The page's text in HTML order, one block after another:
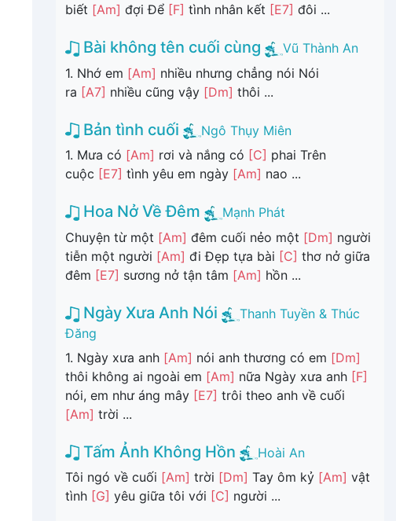
biết [Am] đợi Để [F] tình nhân kết [E7] đôi ...
Bài không tên cuối cùng
Vũ Thành An
1. Nhớ em [Am] nhiều nhưng chẳng nói Nói
ra [A7] nhiều cũng vậy [Dm] thôi ...
Bản tình cuối
Ngô Thụy Miên
1. Mưa có [Am] rơi và nắng có [C] phai Trên
cuộc [E7] tình yêu em ngày [Am] nao ...
Hoa Nở Về Đêm
Mạnh Phát
Chuyện từ một [Am] đêm cuối nẻo một [Dm] người
tiễn một người [Am] đi Đẹp tựa bài [C] thơ nở giữa
đêm [E7] sương nở tận tâm [Am] hồn ...
Ngày Xưa Anh Nói
Thanh Tuyền & Thúc
Đăng
1. Ngày xưa anh [Am] nói anh thương có em [Dm]
thôi không ai ngoài em [Am] nữa Ngày xưa anh [F]
nói, em như áng mây [E7] trôi theo anh về cuối
[Am] trời ...
Tấm Ảnh Không Hồn
Hoài An
Tôi ngó về cuối [Am] trời [Dm] Tay ôm kỷ [Am] vật
tình [G] yêu giữa tôi với [C] người ...